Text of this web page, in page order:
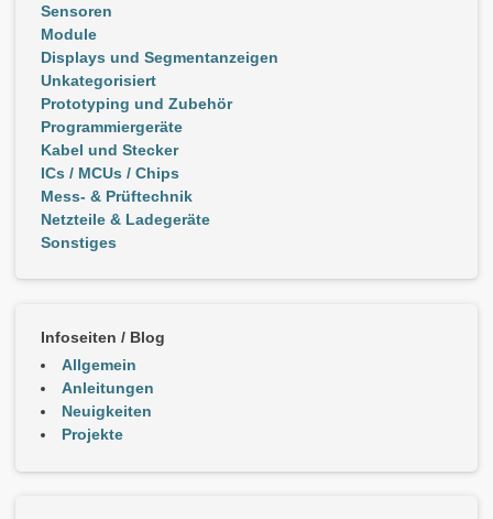
Sensoren
Module
Displays und Segmentanzeigen
Unkategorisiert
Prototyping und Zubehör
Programmiergeräte
Kabel und Stecker
ICs / MCUs / Chips
Mess- & Prüftechnik
Netzteile & Ladegeräte
Sonstiges
Infoseiten / Blog
Allgemein
Anleitungen
Neuigkeiten
Projekte